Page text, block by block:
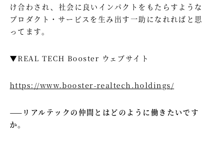
け合わされ、社会に良いインパクトをもたらすような
プロダクト・サービスを生み出す一助になれればと思
ってます。
▼REAL TECH Booster ウェブサイト
https://www.booster-realtech.holdings/
——リアルテックの仲間とはどのように働きたいです
か。